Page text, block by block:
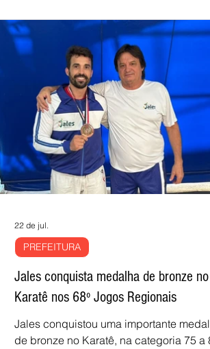
Voltar
Jales conquista medalha de bronze no
Karatê nos 68º Jogos Regionais
Jales conquistou uma importante
de bronze no Karatê, na categoria 75 a
PREFEITURA
22 de jul.